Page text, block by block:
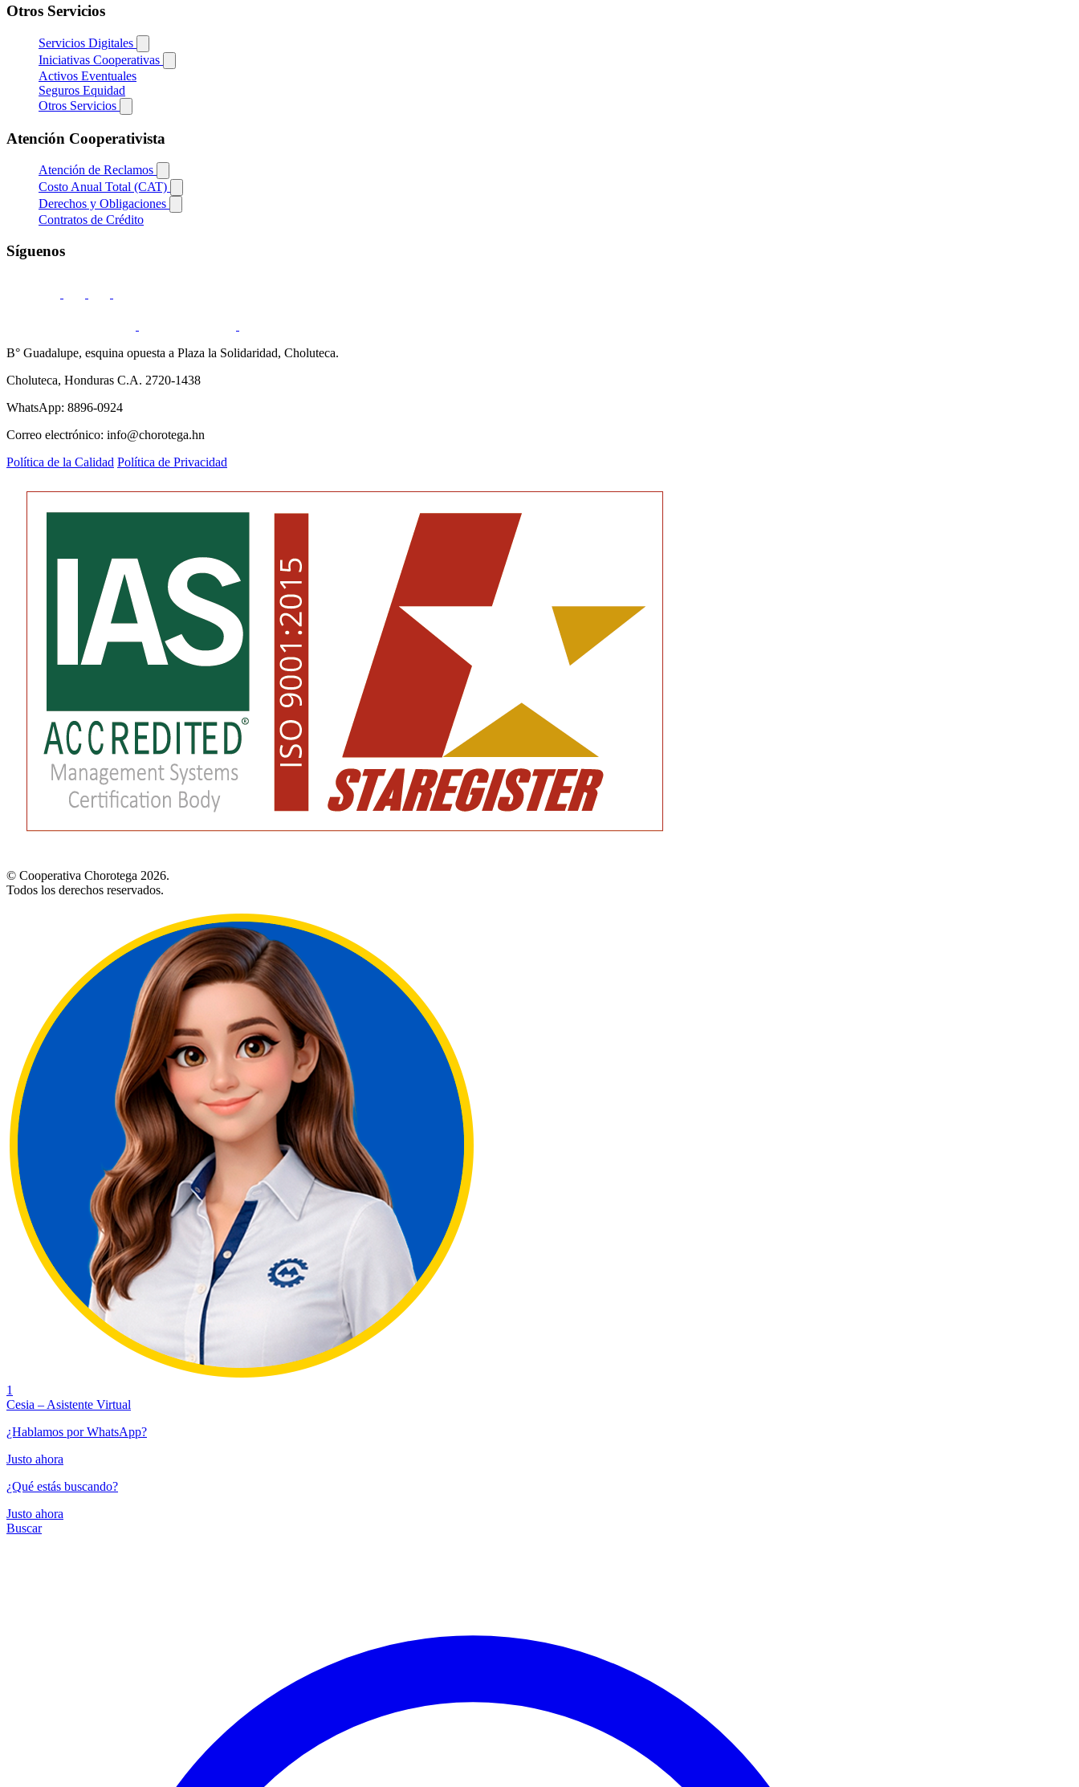
Otros Servicios
Servicios Digitales
Iniciativas Cooperativas
Activos Eventuales
Seguros Equidad
Otros Servicios
Atención Cooperativista
Atención de Reclamos
Costo Anual Total (CAT)
Derechos y Obligaciones
Contratos de Crédito
Síguenos
B° Guadalupe, esquina opuesta a Plaza la Solidaridad, Choluteca.
Choluteca, Honduras C.A. 2720-1438
WhatsApp: 8896-0924
Correo electrónico: info@chorotega.hn
Política de la Calidad Política de Privacidad
© Cooperativa Chorotega 2026.
Todos los derechos reservados.
1
Cesia – Asistente Virtual
¿Hablamos por WhatsApp?
Justo ahora
¿Qué estás buscando?
Justo ahora
Buscar